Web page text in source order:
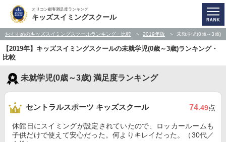
オリコン顧客満足度ランキング
キッズスイミングスクール
おすすめのキッズスイミングスクールランキング・比較 2019年版 未就学児(0歳～3歳)
【2019年】キッズスイミングスクールの未就学児(0歳～3歳)ランキング・
比較
未就学児(0歳～3歳) 満足度ランキング
セントラルスポーツ キッズスクール 74.49点
休館日にスイミングが設定されていたので、ロッカールームも
子供だけで使えて安心だった。何よりキレイだった。（30代／